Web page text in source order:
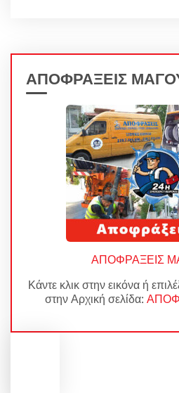
ΑΠΟΦΡΑΞΕΙΣ
ΑΠΟΦΡΑΞΕΙΣ
Κάντε κλικ στην εικόνα ή
στην Αρχική σελίδα: